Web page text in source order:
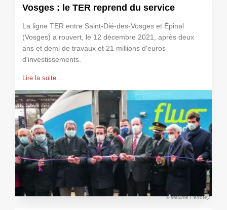
Vosges : le TER reprend du service
La ligne TER entre Saint-Dié-des-Vosges et Épinal
(Vosges) a rouvert, le 12 décembre 2021, après deux
ans et demi de travaux et 21 millions d'euros
d'investissements.
Lire la suite...
© Maxime Perrotey